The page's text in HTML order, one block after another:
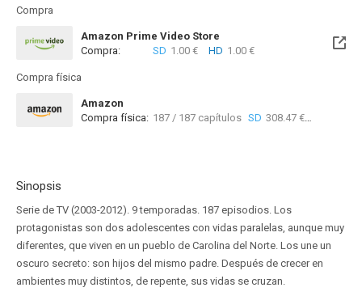
Compra
Amazon Prime Video Store
Compra:
SD 1.00 € HD 1.00 €
Compra física
Amazon
Compra física: 187 / 187 capítulos SD 308.47 €
Sinopsis
Serie de TV (2003-2012). 9 temporadas. 187 episodios. Los
protagonistas son dos adolescentes con vidas paralelas, aunque muy
diferentes, que viven en un pueblo de Carolina del Norte. Los une un
oscuro secreto: son hijos del mismo padre. Después de crecer en
ambientes muy distintos, de repente, sus vidas se cruzan.